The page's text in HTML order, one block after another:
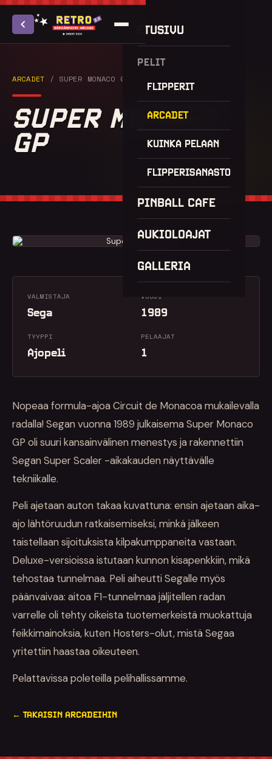
ETUSIVU
PELIT
FLIPPERIT
ARCADET
KUINKA PELAAN
FLIPPERISANASTO
PINBALL CAFE
AUKIOLOAJAT
GALLERIA
ARCADET / SUPER MONACO GP
SUPER MONACO
GP
VALMISTAJA
Sega
VUOSI
1989
TYYPPI
Ajopeli
PELAAJAT
1
Nopeaa formula-ajoa Circuit de Monacoa mukailevalla
radalla! Segan vuonna 1989 julkaisema Super Monaco
GP oli suuri kansainvälinen menestys ja rakennettiin
Segan Super Scaler -aikakauden näyttävälle
tekniikalle.
Peli ajetaan auton takaa kuvattuna: ensin ajetaan aika-
ajo lähtöruudun ratkaisemiseksi, minkä jälkeen
taistellaan sijoituksista kilpakumppaneita vastaan.
Deluxe-versioissa istutaan kunnon kisapenkkiin, mikä
tehostaa tunnelmaa. Peli aiheutti Segalle myös
päänvaivaa: aitoa F1-tunnelmaa jäljitellen radan
varrelle oli tehty oikeista tuotemerkeistä muokattuja
feikkimainoksia, kuten Hosters-olut, mistä Segaa
yritettiin haastaa oikeuteen.
Pelattavissa poleteilla pelihallissamme.
← TAKAISIN ARCADEIHIN